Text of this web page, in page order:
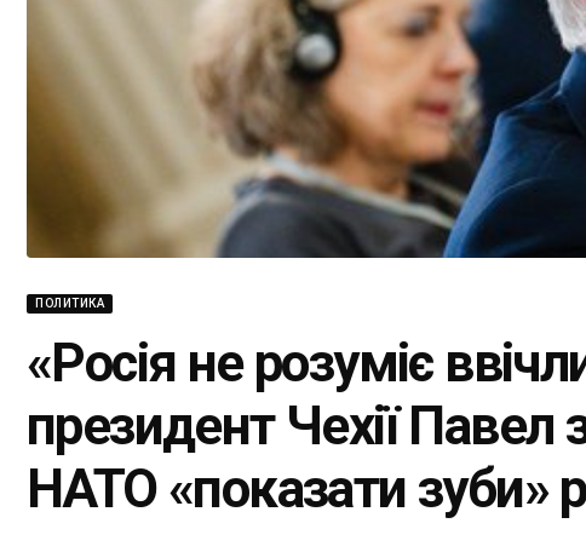
ПОЛИТИКА
«Росія не розуміє
президент Чехії Павел
НАТО «показати зуби»